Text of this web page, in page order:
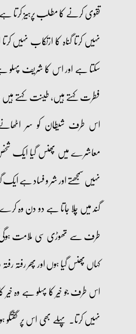
تقوی کرنے کا مطلب پرہیز کرتا
نہیں کرتا گناہ کا ارتکاب نہیں
سکتا ہے اور اس کا شریف
فطرت کہتے ہیں، طینت کہتے ہیں
اس طرف شیطان کو سر
معاشرے میں پھنس گیا ایک
نہیں سمجھتے اور شر و فساد ہے
گند میں چلا جاتا ہے دو دن وہ
طرف سے تھوڑی سی ملامت ہوگی
کہاں پھنس گیا ہوں اور پھر رفتہ
اس طرف جو خیر کا پہلو ہے وہ
نہیں کرتا۔ پہلے بھی اس پر